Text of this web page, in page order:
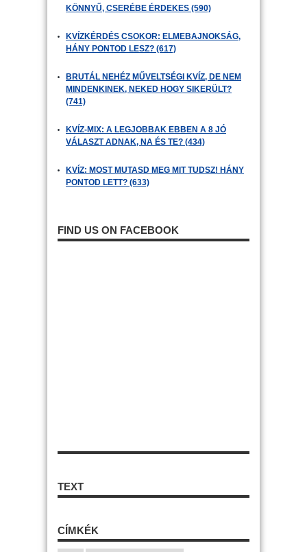
KÖNNYŰ, CSERÉBE ÉRDEKES (590)
KVÍZKÉRDÉS CSOKOR: ELMEBAJNOKSÁG,
HÁNY PONTOD LESZ? (617)
BRUTÁL NEHÉZ MŰVELTSÉGI KVÍZ, DE NEM
MINDENKINEK, NEKED HOGY SIKERÜLT?
(741)
KVÍZ-MIX: A LEGJOBBAK EBBEN A 8 JÓ
VÁLASZT ADNAK, NA ÉS TE? (434)
KVÍZ: MOST MUTASD MEG MIT TUDSZ! HÁNY
PONTOD LETT? (633)
FIND US ON FACEBOOK
TEXT
CÍMKÉK